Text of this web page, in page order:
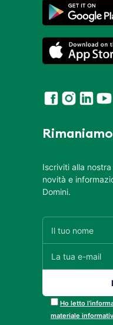
Iscriviti alla
novità e
Domini.
Ho letto
materiale